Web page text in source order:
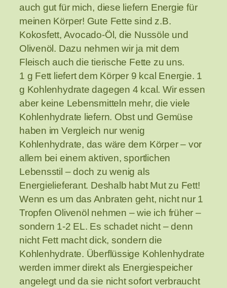
auch gut für mich, diese liefern Energie für
meinen Körper! Gute Fette sind z.B.
Kokosfett, Avocado-Öl, die Nussöle und
Olivenöl. Dazu nehmen wir ja mit dem
Fleisch auch die tierische Fette zu uns.
1 g Fett liefert dem Körper 9 kcal Energie. 1
g Kohlenhydrate dagegen 4 kcal. Wir essen
aber keine Lebensmitteln mehr, die viele
Kohlenhydrate liefern. Obst und Gemüse
haben im Vergleich nur wenig
Kohlenhydrate, das wäre dem Körper – vor
allem bei einem aktiven, sportlichen
Lebensstil – doch zu wenig als
Energielieferant. Deshalb habt Mut zu Fett!
Wenn es um das Anbraten geht, nicht nur 1
Tropfen Olivenöl nehmen – wie ich früher –
sondern 1-2 EL. Es schadet nicht – denn
nicht Fett macht dick, sondern die
Kohlenhydrate. Überflüssige Kohlenhydrate
werden immer direkt als Energiespeicher
angelegt und da sie nicht sofort verbraucht